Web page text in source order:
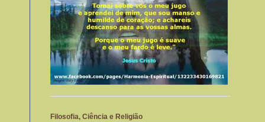
Filosofia, Ciência e Religião